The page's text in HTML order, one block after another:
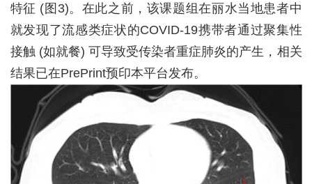
特征 (图 3)。在此之前，该课题组在丽水当地患者中
就发现了流感类症状的COVID-19携带者通过聚集性
接触 (如就餐) 可导致受传染者重症肺炎的产生，相关
结果已在PrePrint预印本平台发布。